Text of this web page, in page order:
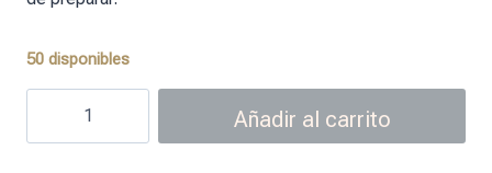
50 disponibles
Añadir al carrito